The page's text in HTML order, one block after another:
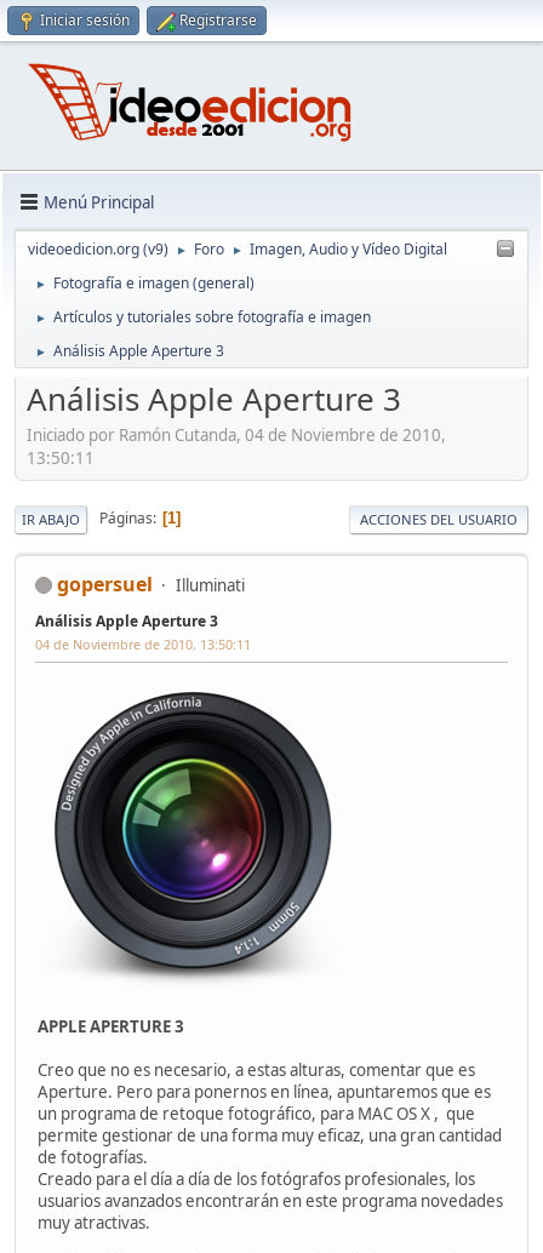
Iniciar sesión Registrarse
Menú Principal
videoedicion.org (v9) ► Foro ► Imagen, Audio y Vídeo Digital
► Fotografía e imagen (general)
► Artículos y tutoriales sobre fotografía e imagen
► Análisis Apple Aperture 3
Análisis Apple Aperture 3
Iniciado por Ramón Cutanda, 04 de Noviembre de 2010,
13:50:11
IR ABAJO Páginas 1 ACCIONES DEL USUARIO
gopersuel Illuminati
Análisis Apple Aperture 3
04 de Noviembre de 2010, 13:50:11
APPLE APERTURE 3
Creo que no es necesario, a estas alturas, comentar que es
Aperture. Pero para ponernos en línea, apuntaremos que es
un programa de retoque fotográfico, para MAC OS X , que
permite gestionar de una forma muy eficaz, una gran cantidad
de fotografías.
Creado para el día a día de los fotógrafos profesionales, los
usuarios avanzados encontrarán en este programa novedades
muy atractivas.